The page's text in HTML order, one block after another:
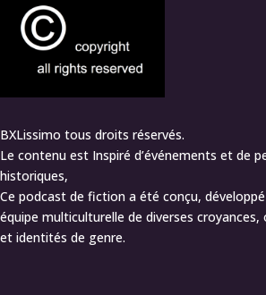
BXLissimo tous droits réservés.
Le contenu est Inspiré d’événements et de
historiques,
Ce podcast de fiction a été conçu,
équipe multiculturelle de diverses
et identités de genre.